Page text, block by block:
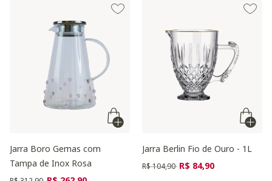
Jarra Boro Gemas com
Tampa de Inox Rosa
Preço reduzido de
para
Jarra Berlin Fio de Ouro - 1L
Preço reduzido de
R$ 104,90 para
R$ 84,90